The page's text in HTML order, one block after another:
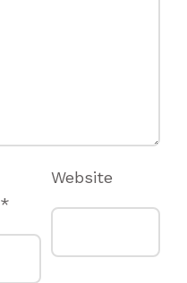
*
Website